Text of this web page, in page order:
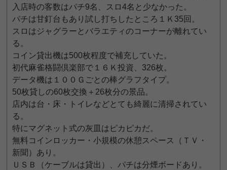
入店時の客数はパチ9名、スロ4名と少なかった。
パチは甘釘台もあり試し打ちしたところ１Ｋ35回。
スロはジャグラーとバラエティのコーナーが離れてい
る。
コイン貸出機は500枚程度で補充していた。
初代麻雀格闘倶楽部で１６Ｋ投資、326枚。
データ機は１００Ｇごとの棒グラフタイプ。
50枚貸しの60枚交換＋26枚分の景品。
店内は台・床・トイレなどとても綺麗に清掃されてい
る。
特にマグネット式の灰皿はピカピカだ。
無料コインロッカー・小規模の休憩スペース（ＴＶ・
新聞）あり。
ＵＳＢ（ケーブルは貸出）、パチは分煙ボードあり。